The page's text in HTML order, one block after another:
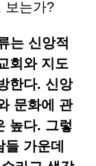
보는가?
는 신앙적
회와 지도
한다. 신앙
문화에 관
높다. 그렇
가운데